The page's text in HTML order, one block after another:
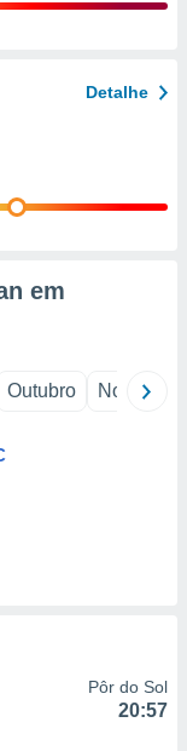
Detalhe
em
Outubro Novembro
Pôr do Sol
20:57